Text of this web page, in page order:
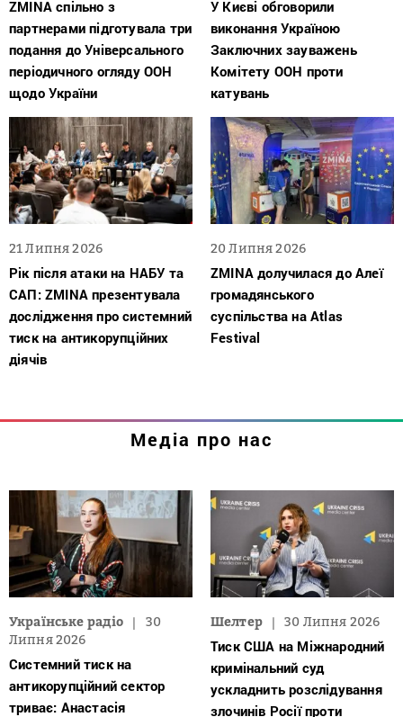
ZMINA спільно з
партнерами підготувала три
подання до Універсального
періодичного огляду ООН
щодо України
У Києві обговорили
виконання Україною
Заключних зауважень
Комітету ООН проти
катувань
21 Липня 2026
Рік після атаки на НАБУ та
САП: ZMINA презентувала
дослідження про системний
тиск на антикорупційних
діячів
20 Липня 2026
ZMINA долучилася до Алеї
громадянського
суспільства на Atlas
Festival
Медіа про нас
Українське радіо
30
Липня 2026
Системний тиск на
антикорупційний сектор
триває: Анастасія
Шелтер 30 Липня 2026
Тиск США на Міжнародний
кримінальний суд
ускладнить розслідування
злочинів Росії проти